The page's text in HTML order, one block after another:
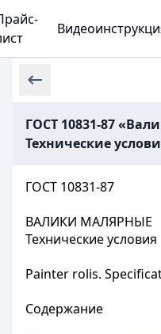
ГОСТ 10831-87
Технические
ГОСТ 10831-87
ВАЛИКИ МАЛЯРНЫЕ
Технические условия
Painter rolis.
Содержание